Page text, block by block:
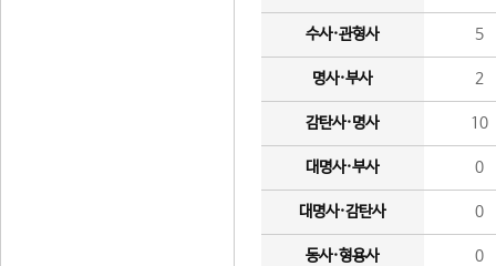
수사·관형사 5
명사·부사 2
감탄사·명사 10
대명사·부사 0
대명사·감탄사 0
동사·형용사 0